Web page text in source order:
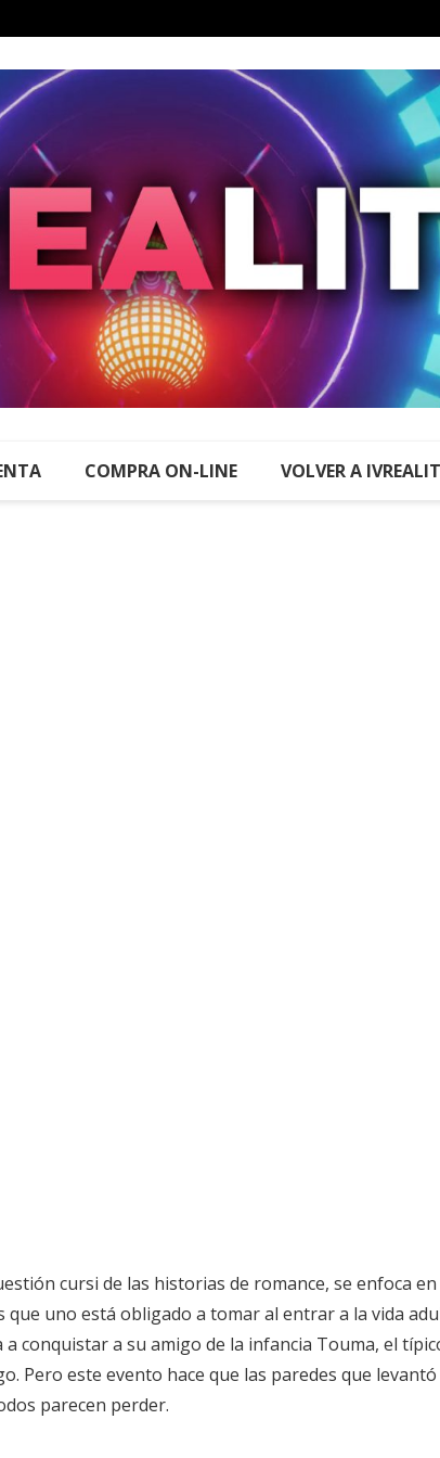
COMPRA ON-LINE VOLVER A
cursi de las historias de romance, se enfoca
uno está obligado a tomar al entrar a la vida
conquistar a su amigo de la infancia Touma, el
Pero este evento hace que las paredes que
parecen perder.